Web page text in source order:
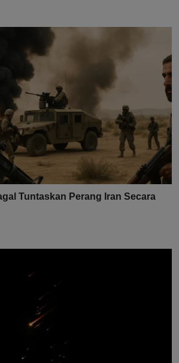
Tuntaskan Perang Iran Secara